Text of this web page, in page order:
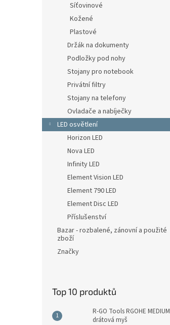
Síťovinové
Kožené
Plastové
Držák na dokumenty
Podložky pod nohy
Stojany pro notebook
Privátní filtry
Stojany na telefony
Ovladače a nabíječky
LED osvětlení
Horizon LED
Nova LED
Infinity LED
Element Vision LED
Element 790 LED
Element Disc LED
Příslušenství
Bazar - rozbalené, zánovní a použité
zboží
Značky
Top 10 produktů
R-GO Tools RGOHE MEDIUM
drátová myš